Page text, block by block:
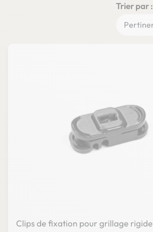
Trier par :
Clips de fixation pour grillage rigide